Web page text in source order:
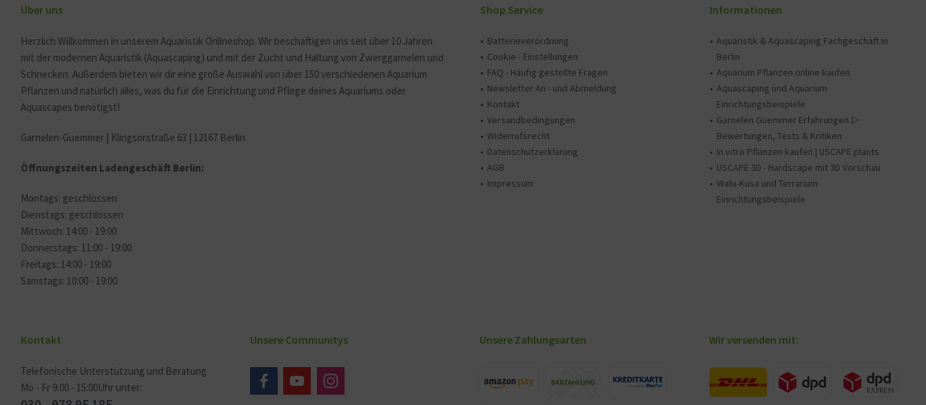
Über uns
Herzlich Willkommen in unserem Aquaristik Onlineshop. Wir beschäftigen uns seit über 10 Jahren
mit der modernen Aquaristik (Aquascaping) und mit der Zucht und Haltung von Zwerggarnelen und
Schnecken. Außerdem bieten wir dir eine große Auswahl von über 150 verschiedenen Aquarium
Pflanzen und natürlich alles, was du für die Einrichtung und Pflege deines Aquariums oder
Aquascapes benötigst!
Garnelen-Guemmer | Klingsorstraße 63 | 12167 Berlin
Öffnungszeiten Ladengeschäft Berlin:
Montags: geschlossen
Dienstags: geschlossen
Mittwoch: 14:00 - 19:00
Donnerstags: 11:00 - 19:00
Freitags: 14:00 - 19:00
Samstags: 10:00 - 19:00
Shop Service
Batterieverordnung
Cookie - Einstellungen
FAQ - Häufig gestellte Fragen
Newsletter An - und Abmeldung
Kontakt
Versandbedingungen
Widerrufsrecht
Datenschutzerklärung
AGB
Impressum
Informationen
Aquaristik & Aquascaping Fachgeschäft in
Berlin
Aquarium Pflanzen online kaufen
Aquascaping und Aquarium
Einrichtungsbeispiele
Garnelen Guemmer Erfahrungen ▷
Bewertungen, Tests & Kritiken
In vitro Pflanzen kaufen | USCAPE plants
USCAPE 3D - Hardscape mit 3D Vorschau
Wabi-Kusa und Terrarium
Einrichtungsbeispiele
Kontakt
Telefonische Unterstützung und Beratung
Mo - Fr 9:00 - 15:00Uhr unter:
Unsere Communitys Unsere Zahlungsarten Wir versenden mit: